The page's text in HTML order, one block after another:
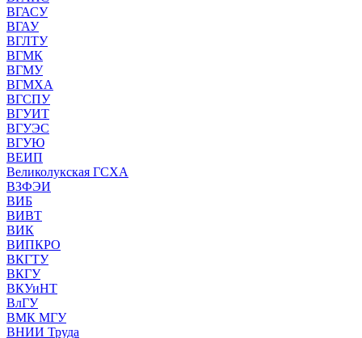
ВГАСУ
ВГАУ
ВГЛТУ
ВГМК
ВГМУ
ВГМХА
ВГСПУ
ВГУИТ
ВГУЭС
ВГУЮ
ВЕИП
Великолукская ГСХА
ВЗФЭИ
ВИБ
ВИВТ
ВИК
ВИПКРО
ВКГТУ
ВКГУ
ВКУиНТ
ВлГУ
ВМК МГУ
ВНИИ Труда